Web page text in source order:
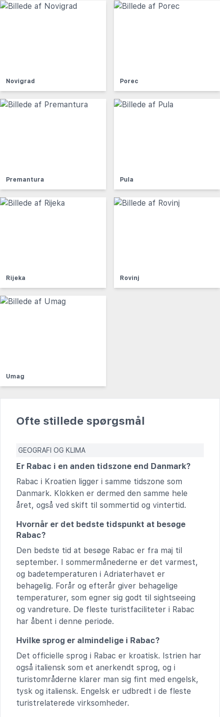
Novigrad Porec
Premantura Pula
Rijeka Rovinj
Umag
Ofte stillede spørgsmål
GEOGRAFI OG KLIMA
Er Rabac i en anden tidszone end Danmark?
Rabac i Kroatien ligger i samme tidszone som
Danmark. Klokken er dermed den samme hele
året, også ved skift til sommertid og vintertid.
Hvornår er det bedste tidspunkt at besøge
Rabac?
Den bedste tid at besøge Rabac er fra maj til
september. I sommermånederne er det varmest,
og badetemperaturen i Adriaterhavet er
behagelig. Forår og efterår giver behagelige
temperaturer, som egner sig godt til sightseeing
og vandreture. De fleste turistfaciliteter i Rabac
har åbent i denne periode.
Hvilke sprog er almindelige i Rabac?
Det officielle sprog i Rabac er kroatisk. Istrien har
også italiensk som et anerkendt sprog, og i
turistområderne klarer man sig fint med engelsk,
tysk og italiensk. Engelsk er udbredt i de fleste
turistrelaterede virksomheder.